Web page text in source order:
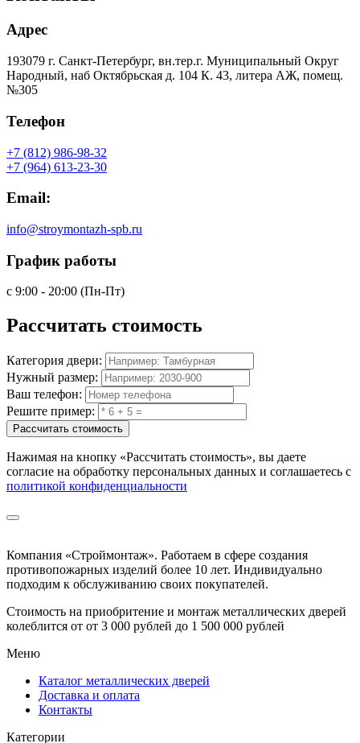
Адрес
193079 г. Санкт-Петербург, вн.тер.г. Муниципальный Округ
Народный, наб Октябрьская д. 104 К. 43, литера АЖ, помещ.
№305
Телефон
+7 (812) 986-98-32
+7 (964) 613-23-30
Email:
info@stroymontazh-spb.ru
График работы
с 9:00 - 20:00 (Пн-Пт)
Рассчитать стоимость
Категория двери:
Нужный размер:
Ваш телефон:
Решите пример:
Рассчитать стоимость
Нажимая на кнопку «Рассчитать стоимость», вы даете
согласие на обработку персональных данных и соглашаетесь с
политикой конфиденциальности
Компания «Строймонтаж». Работаем в сфере создания
противопожарных изделий более 10 лет. Индивидуально
подходим к обслуживанию своих покупателей.
Стоимость на приобритение и монтаж металлических дверей
колеблится от от 3 000 рублей до 1 500 000 рублей
Меню
Каталог металлических дверей
Доставка и оплата
Контакты
Категории